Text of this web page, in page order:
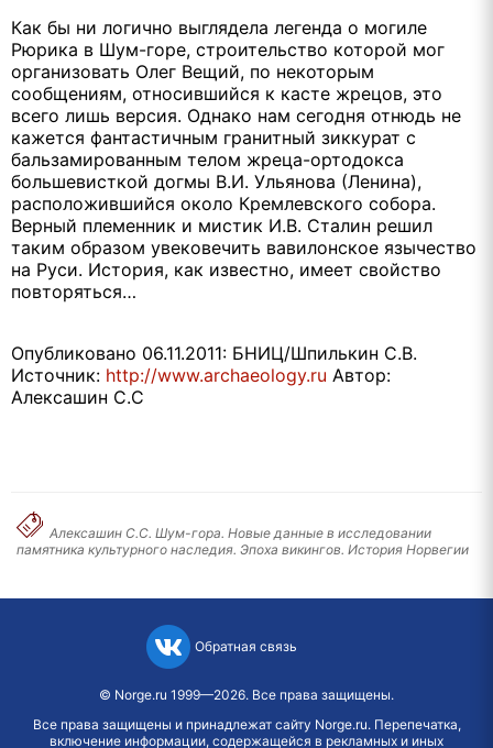
Как бы ни логично выглядела легенда о могиле
Рюрика в Шум-горе, строительство которой мог
организовать Олег Вещий, по некоторым
сообщениям, относившийся к касте жрецов, это
всего лишь версия. Однако нам сегодня отнюдь не
кажется фантастичным гранитный зиккурат с
бальзамированным телом жреца-ортодокса
большевисткой догмы В.И. Ульянова (Ленина),
расположившийся около Кремлевского собора.
Верный племенник и мистик И.В. Сталин решил
таким образом увековечить вавилонское язычество
на Руси. История, как известно, имеет свойство
повторяться…
Опубликовано 06.11.2011: БНИЦ/Шпилькин С.В.
Источник: http://www.archaeology.ru Автор:
Алексашин С.С
Алексашин С.С. Шум-гора. Новые данные в исследовании
памятника культурного наследия. Эпоха викингов. История Норвегии
Обратная связь
© Norge.ru 1999—2026. Все права защищены.
Все права защищены и принадлежат сайту Norge.ru. Перепечатка,
включение информации, содержащейся в рекламных и иных